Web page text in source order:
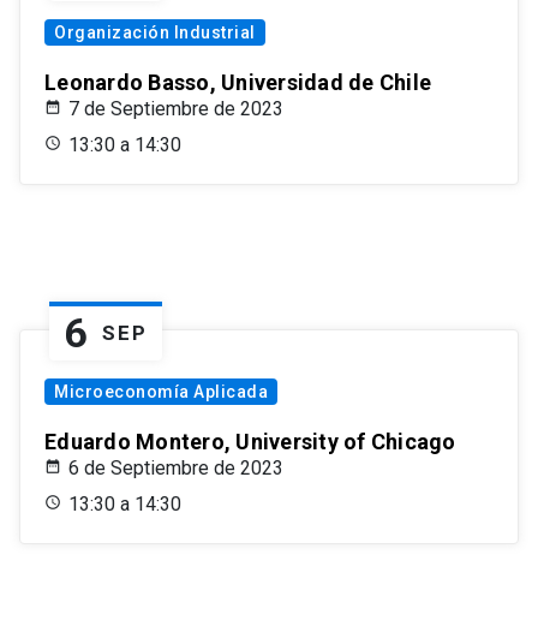
Organización Industrial
Leonardo Basso, Universidad de Chile
7 de Septiembre de 2023
13:30 a 14:30
6 SEP
Microeconomía Aplicada
Eduardo Montero, University of Chicago
6 de Septiembre de 2023
13:30 a 14:30